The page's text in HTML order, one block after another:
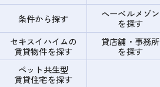
条件から探す
ヘーベルメゾン
を探す
セキスイハイムの
賃貸物件を探す
貸店舗・事務所
を探す
ペット共生型
賃貸住宅を探す